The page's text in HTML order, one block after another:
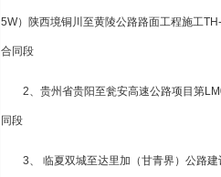
5W）陕西境铜川至黄陵公路路面工程施工
合同段
2、贵州省贵阳至瓮安高速公路项目第
同段
3、 临夏双城至达里加（甘青界）公路建